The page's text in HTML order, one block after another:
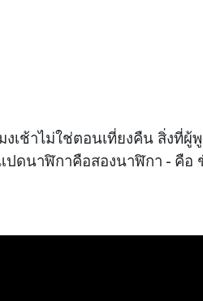
ช้าไม่ใช่ตอนเที่ยงคืน สิ่งที่ผู้
นาฬิกาคือสองนาฬิกา - คือ